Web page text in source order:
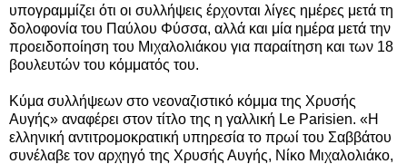
υπογραμμίζει ότι οι συλλήψεις έρχονται λίγες ημέρες μετά τη
δολοφονία του Παύλου Φύσσα, αλλά και μία ημέρα μετά την
προειδοποίηση του Μιχαλολιάκου για παραίτηση και των 18
βουλευτών του κόμματός του.
Κύμα συλλήψεων στο νεοναζιστικό κόμμα της Χρυσής
Αυγής» αναφέρει στον τίτλο της η γαλλική Le Parisien. «Η
ελληνική αντιτρομοκρατική υπηρεσία το πρωί του Σαββάτου
συνέλαβε τον αρχηγό της Χρυσής Αυγής, Νίκο Μιχαλολιάκο,